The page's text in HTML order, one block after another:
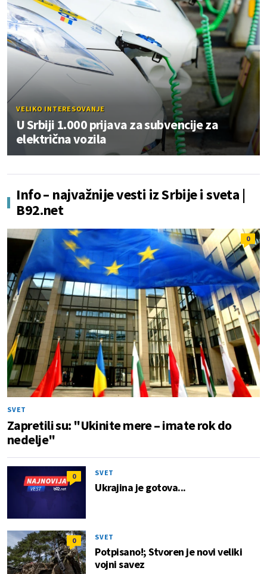
VELIKO INTERESOVANJE
U Srbiji 1.000 prijava za subvencije za
električna vozila
Info – najvažnije vesti iz Srbije i sveta |
B92.net
0
SVET
Zapretili su: "Ukinite mere – imate rok do
nedelje"
0 SVET
Ukrajina je gotova...
0 SVET
Potpisano!; Stvoren je novi veliki
vojni savez